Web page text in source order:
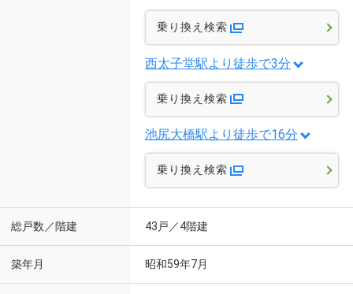
乗り換え検索
西太子堂駅より徒歩で3分
乗り換え検索
池尻大橋駅より徒歩で16分
乗り換え検索
総戸数／階建 43戸／4階建
築年月 昭和59年7月